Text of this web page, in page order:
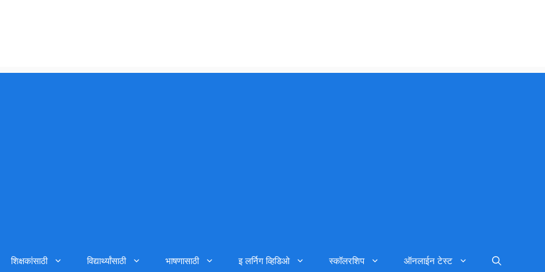
शिक्षकांसाठी विद्यार्थ्यांसाठी भाषणासाठी इ लर्निग व्हिडिओ स्कॉलरशिप ऑनलाईन टेस्ट